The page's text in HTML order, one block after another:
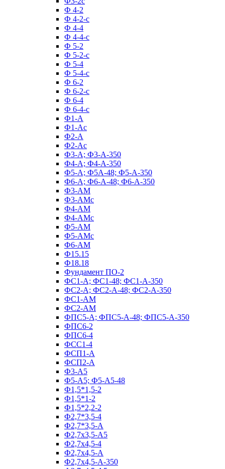
Ф 4-2
Ф 4-2-с
Ф 4-4
Ф 4-4-с
Ф 5-2
Ф 5-2-с
Ф 5-4
Ф 5-4-с
Ф 6-2
Ф 6-2-с
Ф 6-4
Ф 6-4-с
Ф1-А
Ф1-Ас
Ф2-А
Ф2-Ас
Ф3-А; Ф3-А-350
Ф4-А; Ф4-А-350
Ф5-А; Ф5А-48; Ф5-А-350
Ф6-А; Ф6-А-48; Ф6-А-350
Ф3-АМ
Ф3-АМс
Ф4-АМ
Ф4-АМс
Ф5-АМ
Ф5-АМс
Ф6-АМ
Ф15.15
Ф18.18
Фундамент ПО‑2
ФС1-А; ФС1-48; ФС1-А-350
ФС2-А; ФС2-А-48; ФС2-А-350
ФС1-АМ
ФС2-АМ
ФПС5-А; ФПС5-А-48; ФПС5-А-350
ФПС6-2
ФПС6-4
ФСС1-4
ФСП1-А
ФСП2-А
Ф3-А5
Ф5-А5; Ф5-А5-48
Ф1,5*1,5-2
Ф1,5*1-2
Ф1,5*2,2-2
Ф2,7*3,5-4
Ф2,7*3,5-А
Ф2,7х3,5-А5
Ф2,7х4,5-4
Ф2,7х4,5-А
Ф2,7х4,5-А-350